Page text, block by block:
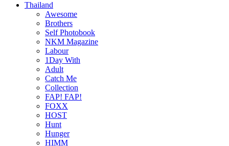
Thailand
Awesome
Brothers
Self Photobook
NKM Magazine
Labour
1Day With
Adult
Catch Me
Collection
FAP! FAP!
FOXX
HOST
Hunt
Hunger
HIMM